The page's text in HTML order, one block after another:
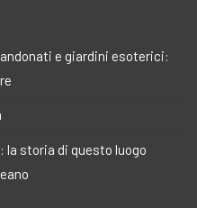
e giardini esoterici:
la storia di questo luogo